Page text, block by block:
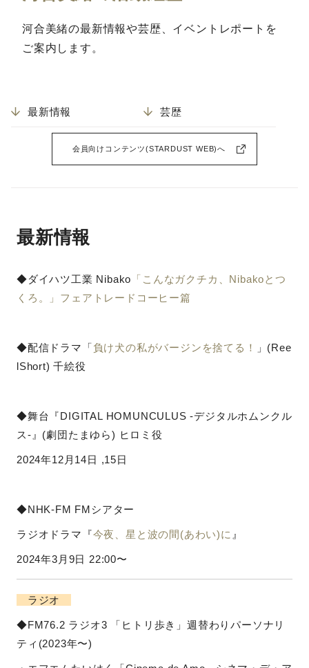
河合美緒の最新情報や芸歴、イベントレポートを
ご案内します。
最新情報 芸歴
会員向けコンテンツ(STARDUST WEB)へ
最新情報
◆ダイハツ工業 Nibako 「こんなガクチカ、Nibakoとつ
くろ。」フェアトレードコーヒー篇
◆配信ドラマ「負け犬の私がバージンを捨てる！
」(Ree
lShort) 千絵役
◆舞台『DIGITAL HOMUNCULUS -デジタルホムンクル
ス-』(劇団たまゆら) ヒロミ役
2024年12月14日 ,15日
◆NHK-FM FMシアター
ラジオドラマ『今夜、星と波の間(あわい)に 』
2024年3月9日 22:00〜
ラジオ
◆FM76.2 ラジオ3 「ヒトリ歩き」週替わりパーソナリ
ティ(2023年〜)